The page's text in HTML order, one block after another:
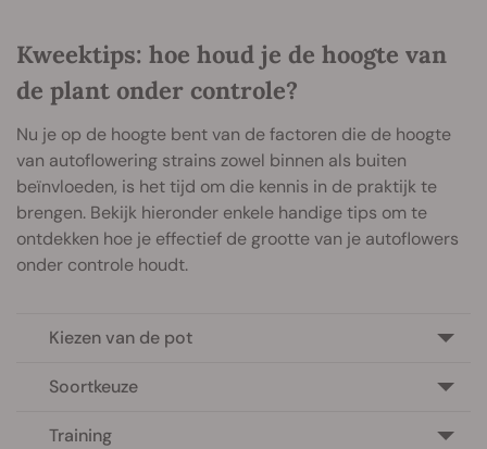
Kweektips: hoe houd je de hoogte van
de plant onder controle?
Nu je op de hoogte bent van de factoren die de hoogte
van autoflowering strains zowel binnen als buiten
beïnvloeden, is het tijd om die kennis in de praktijk te
brengen. Bekijk hieronder enkele handige tips om te
ontdekken hoe je effectief de grootte van je autoflowers
onder controle houdt.
Kiezen van de pot
Soortkeuze
Training